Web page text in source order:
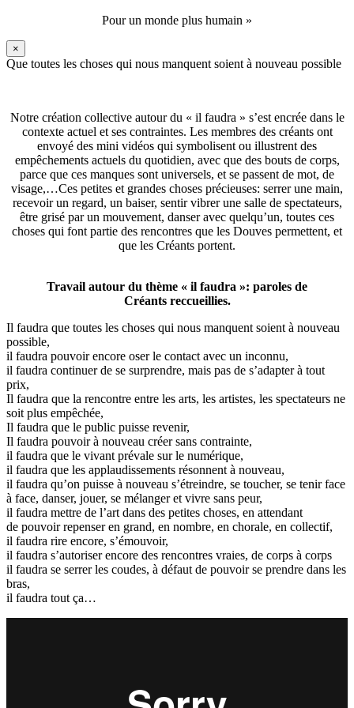
Pour un monde plus humain »
×
Que toutes les choses qui nous manquent soient à nouveau possible
Notre création collective autour du « il faudra » s’est encrée dans le
contexte actuel et ses contraintes. Les membres des créants ont
envoyé des mini vidéos qui symbolisent ou illustrent des
empêchements actuels du quotidien, avec que des bouts de corps,
parce que ces manques sont universels, et se passent de mot, de
visage,…Ces petites et grandes choses précieuses: serrer une main,
recevoir un regard, un baiser, sentir vibrer une salle de spectateurs,
être grisé par un mouvement, danser avec quelqu’un, toutes ces
choses qui font partie des rencontres que les Douves permettent, et
que les Créants portent.
Travail autour du thème « il faudra »: paroles de
Créants reccueillies.
Il faudra que toutes les choses qui nous manquent soient à nouveau
possible,
il faudra pouvoir encore oser le contact avec un inconnu,
il faudra continuer de se surprendre, mais pas de s’adapter à tout
prix,
Il faudra que la rencontre entre les arts, les artistes, les spectateurs ne
soit plus empêchée,
Il faudra que le public puisse revenir,
Il faudra pouvoir à nouveau créer sans contrainte,
il faudra que le vivant prévale sur le numérique,
il faudra que les applaudissements résonnent à nouveau,
il faudra qu’on puisse à nouveau s’étreindre, se toucher, se tenir face
à face, danser, jouer, se mélanger et vivre sans peur,
il faudra mettre de l’art dans des petites choses, en attendant
de pouvoir repenser en grand, en nombre, en chorale, en collectif,
il faudra rire encore, s’émouvoir,
il faudra s’autoriser encore des rencontres vraies, de corps à corps
il faudra se serrer les coudes, à défaut de pouvoir se prendre dans les
bras,
il faudra tout ça…